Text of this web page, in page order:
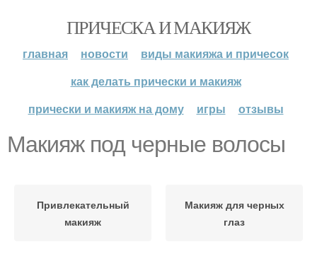
ПРИЧЕСКА И МАКИЯЖ
главная новости
виды макияжа и причесок
как делать прически и макияж
прически и макияж на дому
игры отзывы
Макияж под черные волосы
Привлекательный
макияж
Макияж для черных
глаз